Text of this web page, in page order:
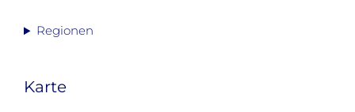
Regionen
Karte